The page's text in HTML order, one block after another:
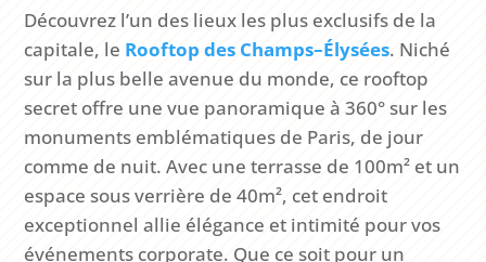
Découvrez l’un des lieux les plus exclusifs de la
capitale, le Rooftopdes Champs–Élysées. Niché
sur la plus belle avenue du monde, ce rooftop
secret offre une vue panoramique à 360° sur les
monuments emblématiques de Paris, de jour
comme de nuit. Avec une terrasse de 100m² et un
espace sous verrière de 40m², cet endroit
exceptionnel allie élégance et intimité pour vos
événements corporate. Que ce soit pour un